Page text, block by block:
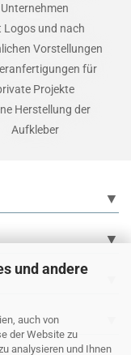
und andere
auch von
der Website zu
analysieren und Ihnen
Unternehmen
Logos und nach
Vorstellungen
für
Projekte
Herstellung der
Aufkleber
▼
▼